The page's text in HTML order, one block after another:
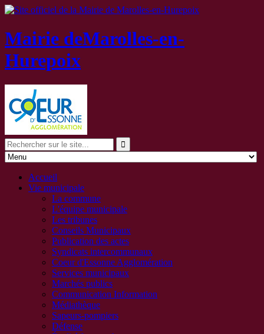
Mairie deMarolles-en-
Hurepoix
Accueil
Vie municipale
La commune
L'équipe municipale
Les tribunes
Conseils Municipaux
Publication des actes
Syndicats intercommunaux
Coeur d'Essonne Agglomération
Services municipaux
Marchés publics
Communication Information
Médiathèque
Sapeurs-pompiers
Défense